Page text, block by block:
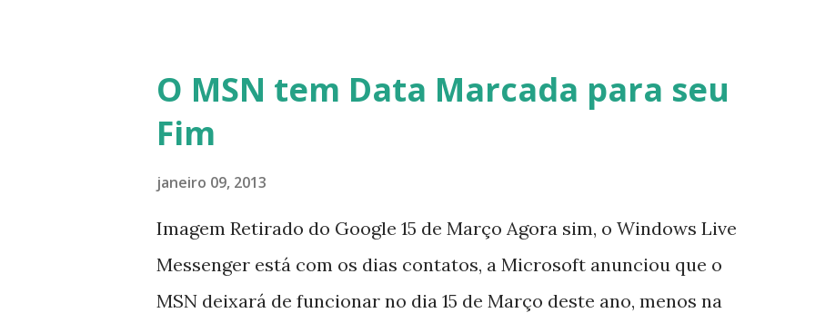
O MSN tem Data Marcada para seu
Fim
janeiro 09, 2013
Imagem Retirado do Google 15 de Março Agora sim, o Windows Live
Messenger está com os dias contatos, a Microsoft anunciou que o
MSN deixará de funcionar no dia 15 de Março deste ano, menos na